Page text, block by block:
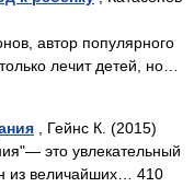
автор популярного
лечит детей, но…
, Гейнс К. (2015)
это увлекательный
из величайших… 410